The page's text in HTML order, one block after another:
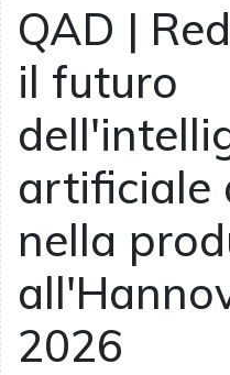
QAD |
il futuro
artificiale
nella
2026